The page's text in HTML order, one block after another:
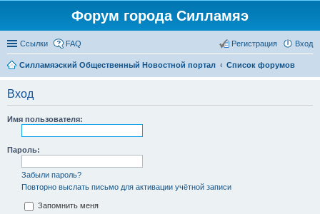
Форум города Силламяэ
Ссылки FAQ Вход
Регистрация
Силламяэский Общественный Новостной портал Список форумов
Вход
Имя пользователя:
Пароль:
Забыли пароль?
Повторно выслать письмо для активации учётной записи
Запомнить меня